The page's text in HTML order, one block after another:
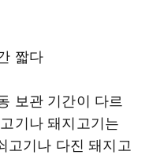
짧다
보관 기간이 다르
기나 돼지고기는
고기나 다진 돼지고